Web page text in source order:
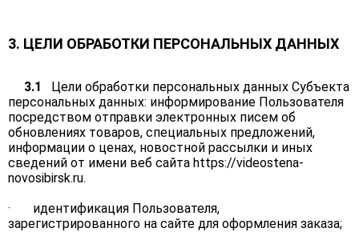
3. ЦЕЛИ ОБРАБОТКИ ПЕРСОНАЛЬНЫХ ДАННЫХ
3.1
Цели обработки персональных данных Субъекта
персональных данных: информирование Пользователя
посредством отправки электронных писем об
обновлениях товаров, специальных предложений,
информации о ценах, новостной рассылки и иных
сведений от имени веб сайта https://videostena-
novosibirsk.ru.
· идентификация Пользователя,
зарегистрированного на сайте для оформления заказа;